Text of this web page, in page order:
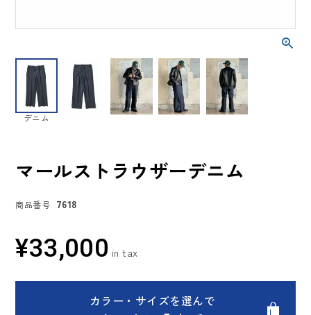
デニム
マールストラウザーデニム
商品番号 7618
¥33,000
カラー・サイズを選んで